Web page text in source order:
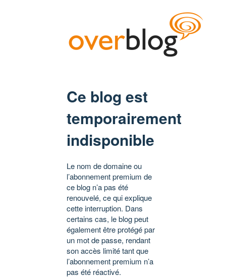
Ce blog est
temporairement
indisponible
Le nom de domaine ou
l’abonnement premium de
ce blog n’a pas été
renouvelé, ce qui explique
cette interruption. Dans
certains cas, le blog peut
également être protégé par
un mot de passe, rendant
son accès limité tant que
l’abonnement premium n’a
pas été réactivé.